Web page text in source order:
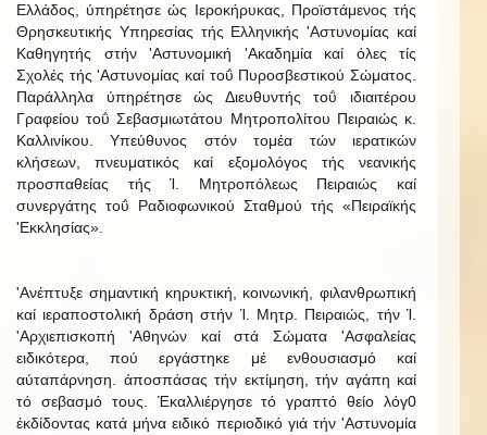
Ελλάδος, ύπηρέτησε ώς Ιεροκήρυκας, Προϊστάμενος τής
Θρησκευτικής Υπηρεσίας τής Ελληνικής 'Αστυνομίας καί
Καθηγητής στήν 'Αστυνομική 'Ακαδημία καί όλες τίς
Σχολές τής 'Αστυνομίας καί τοΰ Πυροσβεστικού Σώματος.
Παράλληλα ύπηρέτησε ώς Διευθυντής τοΰ ιδιαιτέρου
Γραφείου τοΰ Σεβασμιωτάτου Μητροπολίτου Πειραιώς κ.
Καλλινίκου. Υπεύθυνος στόν τομέα τών ιερατικών
κλήσεων, πνευματικός καί εξομολόγος τής νεανικής
προσπαθείας τής Ί. Μητροπόλεως Πειραιώς καί
συνεργάτης τοΰ Ραδιοφωνικού Σταθμού τής «Πειραϊκής
'Εκκλησίας».
'Ανέπτυξε σημαντική κηρυκτική, κοινωνική, φιλανθρωπική
καί ιεραποστολική δράση στήν Ί. Μητρ. Πειραιώς, τήν Ί.
'Αρχιεπισκοπή 'Αθηνών καί στά Σώματα 'Ασφαλείας
ειδικότερα, πού εργάστηκε μέ ενθουσιασμό καί
αύταπάρνηση. άποσπάσας τήν εκτίμηση, τήν αγάπη καί
τό σεβασμό τους. Έκαλλιέργησε τό γραπτό θείο λόγ0
έκδίδοντας κατά μήνα ειδικό περιοδικό γιά τήν 'Αστυνομία